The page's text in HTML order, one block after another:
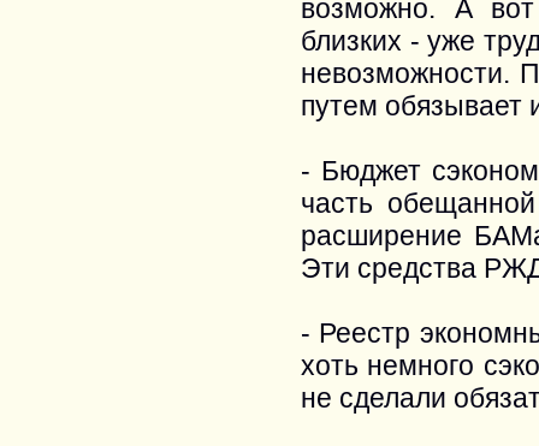
возможно. А
близких - уже
невозможности.
путем обязывает
- Бюджет
часть
расширение
Эти средства
- Реестр
хоть немного
не сделали